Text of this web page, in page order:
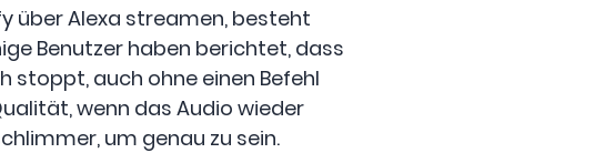
über Alexa streamen, besteht
Benutzer haben berichtet, dass
stoppt, auch ohne einen Befehl
wenn das Audio wieder
um genau zu sein.